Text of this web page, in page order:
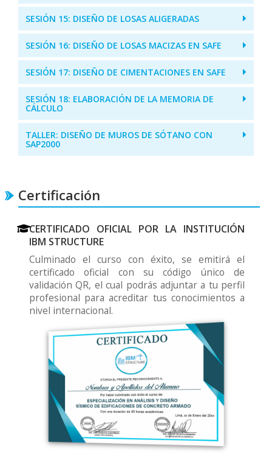
SESIÓN 15: DISEÑO DE LOSAS ALIGERADAS
SESIÓN 16: DISEÑO DE LOSAS MACIZAS EN SAFE
SESIÓN 17: DISEÑO DE CIMENTACIONES EN SAFE
SESIÓN 18: ELABORACIÓN DE LA MEMORIA DE
CÁLCULO
TALLER: DISEÑO DE MUROS DE SÓTANO CON
SAP2000
Certificación
CERTIFICADO OFICIAL POR LA INSTITUCIÓN
IBM STRUCTURE
Culminado el curso con éxito, se emitirá el
certificado oficial con su código único de
validación QR, el cual podrás adjuntar a tu perfil
profesional para acreditar tus conocimientos a
nivel internacional.